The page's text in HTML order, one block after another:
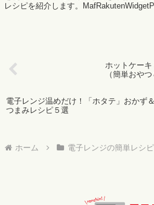
レシピを紹介します。
ホットケー
（簡単おやつ
電子レンジ温めだけ！「ホタテ」おかず
つまみレシピ５選
ホーム 電子レンジの簡単レシピ